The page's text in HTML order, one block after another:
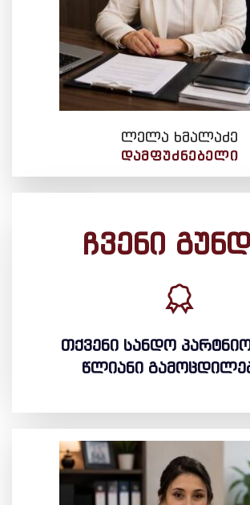
ლელა ხმალაძე
ᲓᲐᲛᲤᲣᲫᲜᲔᲑᲔᲚᲘ
ჩვენი
თქვენი სანდო
წლიანი